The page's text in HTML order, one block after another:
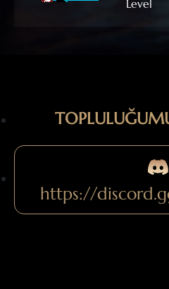
Level
https://